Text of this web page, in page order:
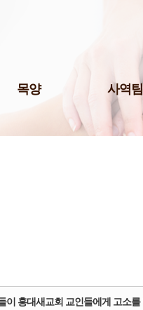
목양 사역팀
미디어팀
삼일출판부